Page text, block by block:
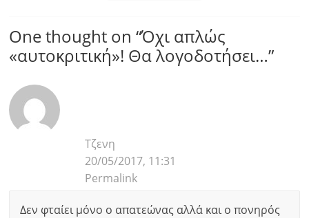
One thought on “Όχι απλώς
«αυτοκριτική»! Θα λογοδοτήσει…”
Τζενη
20/05/2017, 11:31
Permalink
Δεν φταίει μόνο ο απατεώνας αλλά και ο πονηρός